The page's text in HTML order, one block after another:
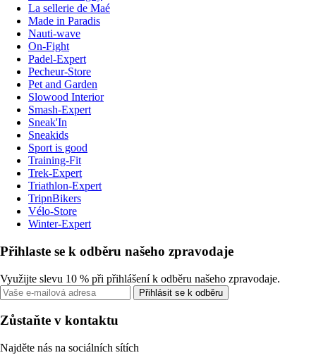
La sellerie de Maé
Made in Paradis
Nauti-wave
On-Fight
Padel-Expert
Pecheur-Store
Pet and Garden
Slowood Interior
Smash-Expert
Sneak'In
Sneakids
Sport is good
Training-Fit
Trek-Expert
Triathlon-Expert
TripnBikers
Vélo-Store
Winter-Expert
Přihlaste se k odběru našeho zpravodaje
Využijte slevu 10 % při přihlášení k odběru našeho zpravodaje.
Přihlásit se k odběru
Zůstaňte v kontaktu
Najděte nás na sociálních sítích